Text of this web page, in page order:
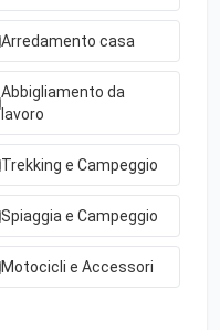
Arredamento casa
Abbigliamento da
lavoro
Trekking e Campeggio
Spiaggia e Campeggio
Motocicli e Accessori